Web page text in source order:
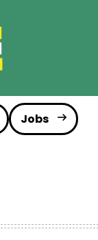
Jobs